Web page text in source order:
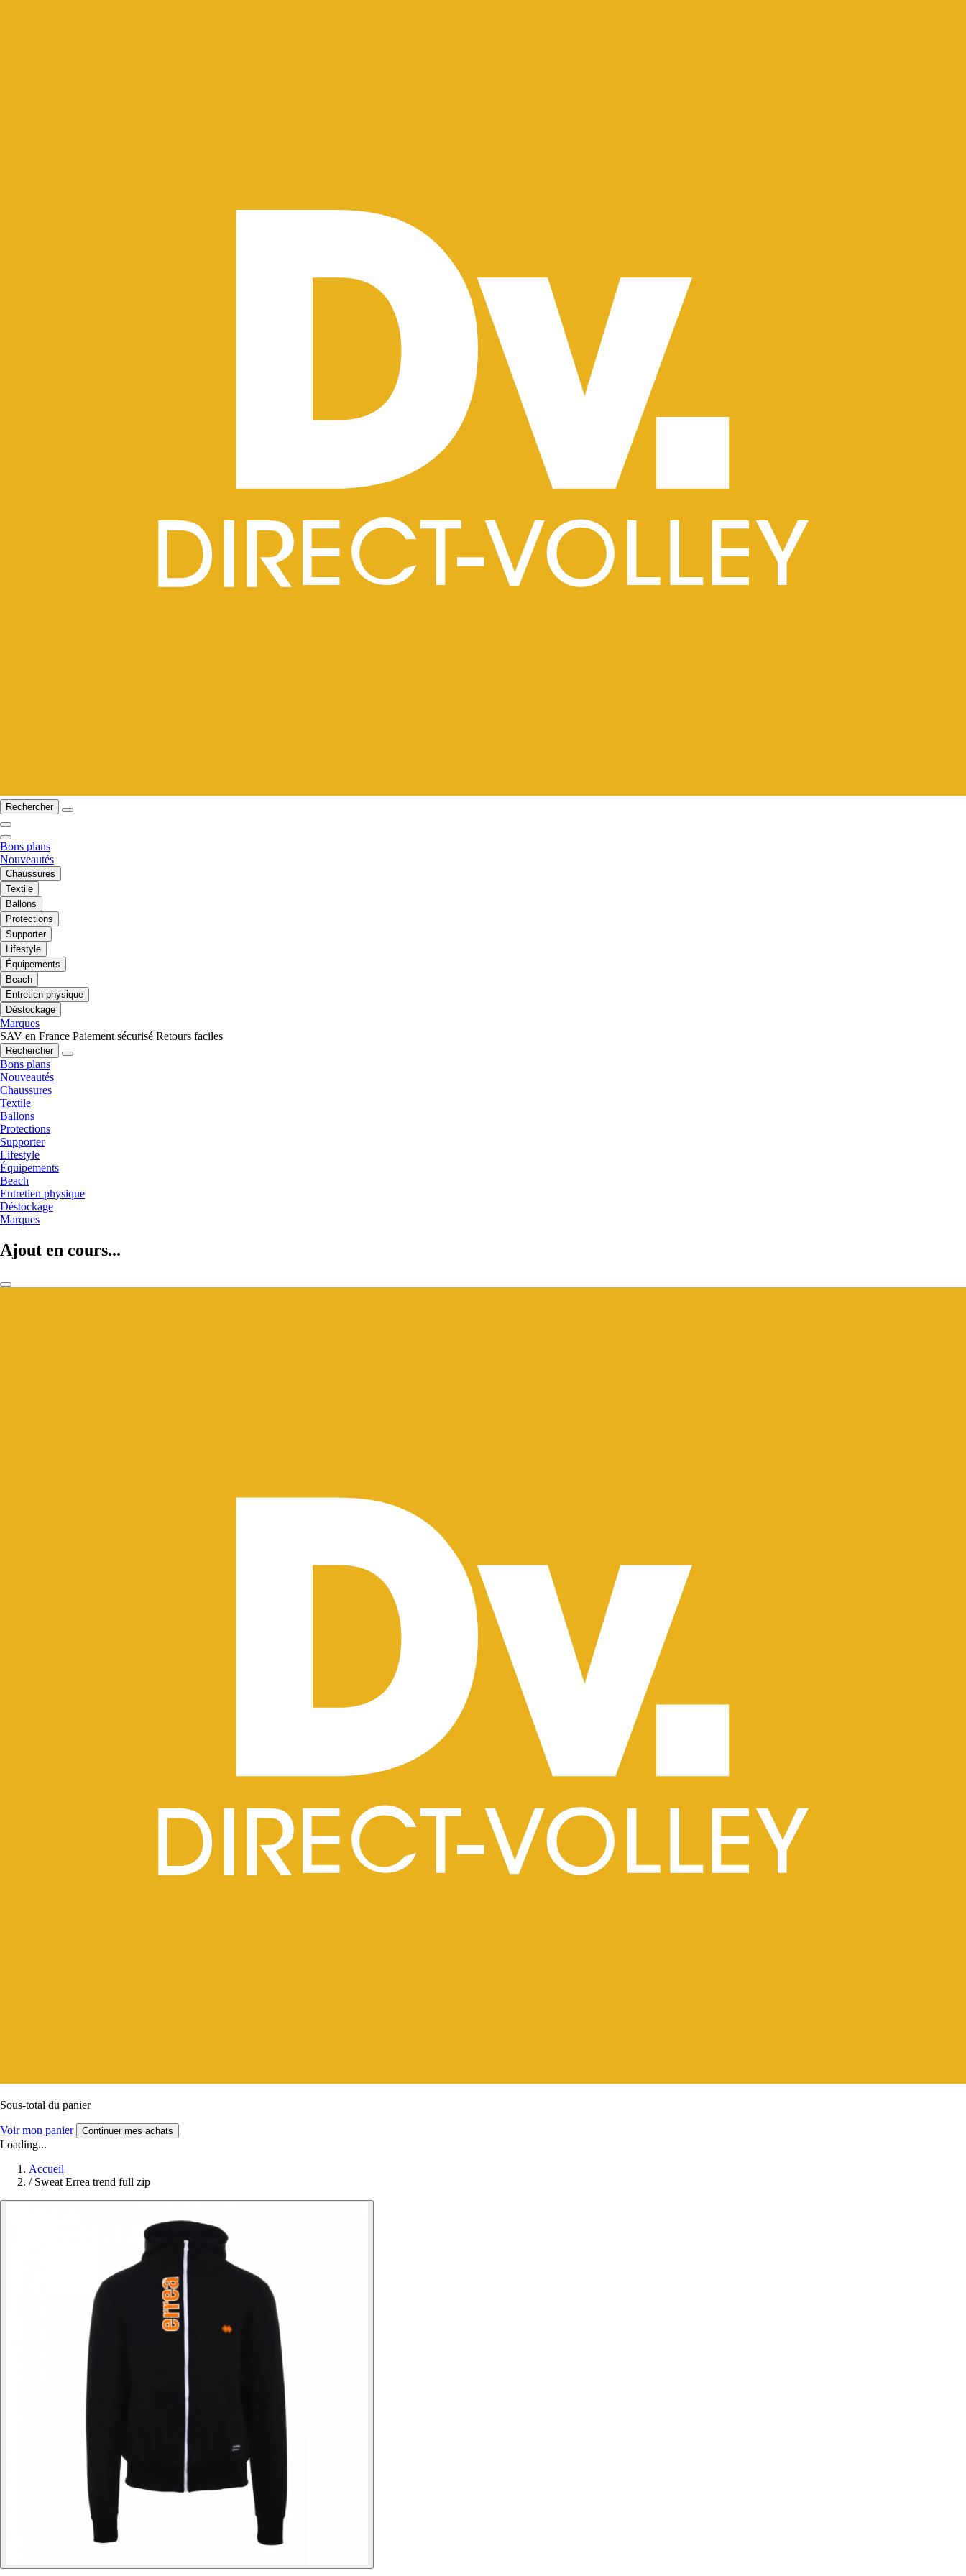
Rechercher
Bons plans
Nouveautés
Chaussures
Textile
Ballons
Protections
Supporter
Lifestyle
Équipements
Beach
Entretien physique
Déstockage
Marques
SAV en France Paiement sécurisé Retours faciles
Rechercher
Bons plans
Nouveautés
Chaussures
Textile
Ballons
Protections
Supporter
Lifestyle
Équipements
Beach
Entretien physique
Déstockage
Marques
Ajout en cours...
Sous-total du panier
Voir mon panier Continuer mes achats
Loading...
Accueil
/ Sweat Errea trend full zip